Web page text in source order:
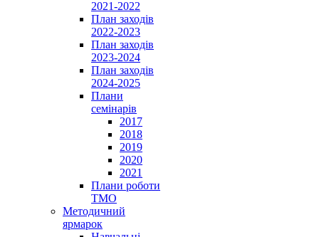
2021-2022
План заходів
2022-2023
План заходів
2023-2024
План заходів
2024-2025
Плани
семінарів
2017
2018
2019
2020
2021
Плани роботи
ТМО
Методичний
ярмарок